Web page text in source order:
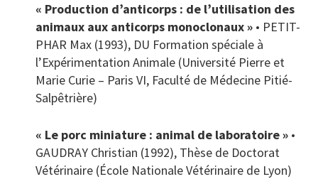
« Production d’anticorps : de l’utilisation des
animaux aux anticorps monoclonaux » • PETIT-
PHAR Max (1993), DU Formation spéciale à
l’Expérimentation Animale (Université Pierre et
Marie Curie – Paris VI, Faculté de Médecine Pitié-
Salpêtrière)
« Le porc miniature : animal de laboratoire » •
GAUDRAY Christian (1992), Thèse de Doctorat
Vétérinaire (École Nationale Vétérinaire de Lyon)